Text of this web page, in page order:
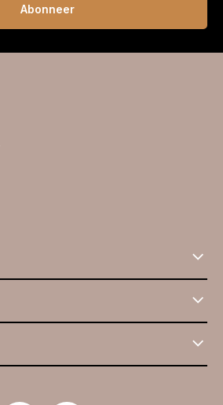
Abonneer